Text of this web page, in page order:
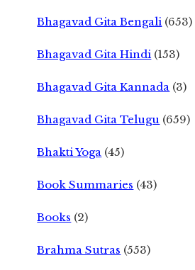
Bhagavad Gita Bengali (653)
Bhagavad Gita Hindi (153)
Bhagavad Gita Kannada (3)
Bhagavad Gita Telugu (659)
Bhakti Yoga (45)
Book Summaries (43)
Books (2)
Brahma Sutras (553)